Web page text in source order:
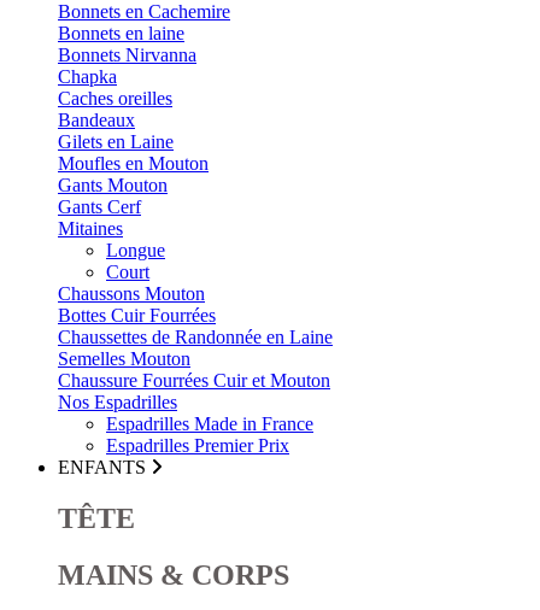
Bonnets en Cachemire
Bonnets en laine
Bonnets Nirvanna
Chapka
Caches oreilles
Bandeaux
Gilets en Laine
Moufles en Mouton
Gants Mouton
Gants Cerf
Mitaines
Longue
Court
Chaussons Mouton
Bottes Cuir Fourrées
Chaussettes de Randonnée en Laine
Semelles Mouton
Chaussure Fourrées Cuir et Mouton
Nos Espadrilles
Espadrilles Made in France
Espadrilles Premier Prix
ENFANTS
TÊTE
MAINS & CORPS